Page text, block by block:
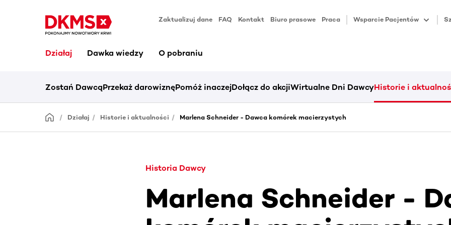
Zaktualizuj dane FAQ Kontakt Biuro prasowe Praca Wsparcie Pacjentów
Działaj Dawka wiedzy O pobraniu
Zostań DawcąPrzekaż darowiznęPomóż inaczejDołącz do akcjiWirtualne Dni DawcyHistorie i
Działaj Historie i aktualności Marlena Schneider - Dawca komórek macierzystych
Historia Dawcy
Marlena Schneider -